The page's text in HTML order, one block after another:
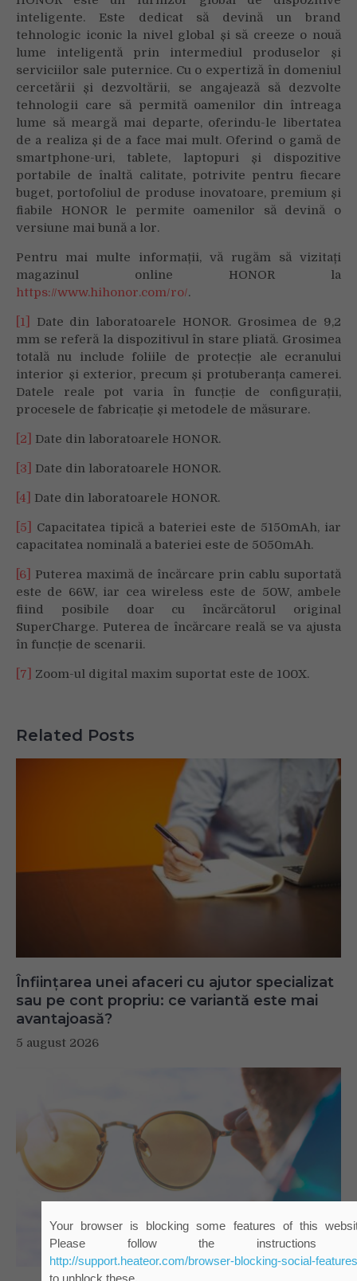
inteligente. Este dedicat să devină un brand
tehnologic iconic la nivel global și să creeze o nouă
lume inteligentă prin intermediul produselor și
serviciilor sale puternice. Cu o expertiză în domeniul
cercetării și dezvoltării, se angajează să dezvolte
tehnologii care să permită oamenilor din întreaga
lume să meargă mai departe, oferindu-le libertatea
de a realiza și de a face mai mult. Oferind o gamă de
smartphone-uri, tablete, laptopuri și dispozitive
portabile de înaltă calitate, potrivite pentru fiecare
buget, portofoliul de produse inovatoare, premium și
fiabile HONOR le permite oamenilor să devină o
versiune mai bună a lor.
Pentru mai multe informații, vă rugăm să vizitați
magazinul online HONOR la
https://www.hihonor.com/ro/.
[1]
Date din laboratoarele HONOR. Grosimea de 9,2
mm se referă la dispozitivul în stare pliată. Grosimea
totală nu include foliile de protecție ale ecranului
interior și exterior, precum și protuberanța camerei.
Datele reale pot varia în funcție de configurații,
procesele de fabricație și metodele de măsurare.
[2] Date din laboratoarele HONOR.
[3] Date din laboratoarele HONOR.
[4] Date din laboratoarele HONOR.
[5]
Capacitatea tipică a bateriei este de 5150mAh, iar
capacitatea nominală a bateriei este de 5050mAh.
[6]
Puterea maximă de încărcare prin cablu suportată
este de 66W, iar cea wireless este de 50W, ambele
fiind posibile doar cu încărcătorul original
SuperCharge. Puterea de încărcare reală se va ajusta
în funcție de scenarii.
[7] Zoom-ul digital maxim suportat este de 100X.
Related Posts
Înființarea unei afaceri cu ajutor specializat
sau pe cont propriu: ce variantă este mai
avantajoasă?
5 august 2026
website. Please follow the instructions at
to unblock these.